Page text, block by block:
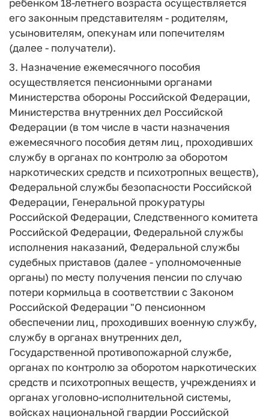
его законным представителям - родителям,
усыновителям, опекунам или попечителям
(далее - получатели).
3. Назначение ежемесячного пособия
осуществляется пенсионными органами
Министерства обороны Российской Федерации,
Министерства внутренних дел Российской
Федерации (в том числе в части назначения
ежемесячного пособия детям лиц, проходивших
службу в органах по контролю за оборотом
наркотических средств и психотропных веществ),
Федеральной службы безопасности Российской
Федерации, Генеральной прокуратуры
Российской Федерации, Следственного комитета
Российской Федерации, Федеральной службы
исполнения наказаний, Федеральной службы
судебных приставов (далее - уполномоченные
органы) по месту получения пенсии по случаю
потери кормильца в соответствии с Законом
Российской Федерации "О пенсионном
обеспечении лиц, проходивших военную службу,
службу в органах внутренних дел,
Государственной противопожарной службе,
органах по контролю за оборотом наркотических
средств и психотропных веществ, учреждениях и
органах уголовно-исполнительной системы,
войсках национальной гвардии Российской